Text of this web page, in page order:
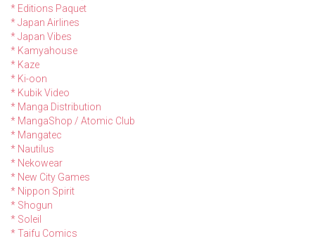
* Editions Paquet
* Japan Airlines
* Japan Vibes
* Kamyahouse
* Kaze
* Ki-oon
* Kubik Video
* Manga Distribution
* MangaShop / Atomic Club
* Mangatec
* Nautilus
* Nekowear
* New City Games
* Nippon Spirit
* Shogun
* Soleil
* Taifu Comics